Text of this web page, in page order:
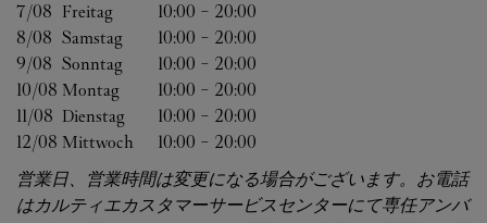
7/08 Freitag 10:00 - 20:00
8/08 Samstag 10:00 - 20:00
9/08 Sonntag 10:00 - 20:00
10/08 Montag 10:00 - 20:00
11/08 Dienstag 10:00 - 20:00
12/08 Mittwoch 10:00 - 20:00
営業日、営業時間は変更になる場合がございます。お電話
はカルティエカスタマーサービスセンターにて専任アンバ